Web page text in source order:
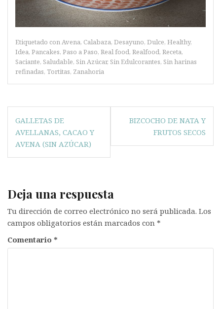
Etiquetado conAvena, Calabaza, Desayuno, Dulce, Healthy,
Idea, Pancakes, Paso a Paso, Real food, Realfood, Receta,
Saciante, Saludable, Sin Azúcar, Sin Edulcorantes, Sin harinas
refinadas, Tortitas, Zanahoria
Navegación
de
entradas
GALLETAS DE
AVELLANAS, CACAO Y
AVENA (SIN AZÚCAR)
BIZCOCHO DE NATA Y
FRUTOS SECOS
Deja una respuesta
Tu dirección de correo electrónico no será publicada. Los
campos obligatorios están marcados con *
Comentario *